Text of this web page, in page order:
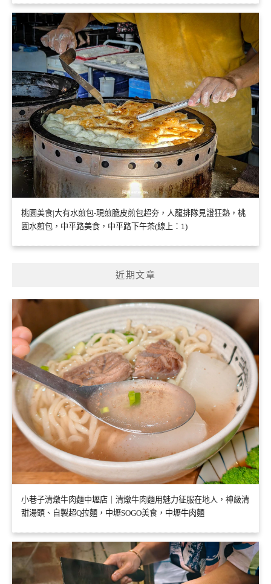
桃園美食|大有水煎包-現煎脆皮煎包超夯，人龍排隊見證狂熱，桃
園水煎包，中平路美食，中平路下午茶(線上：1)
近期文章
小巷子清燉牛肉麵中壢店｜清燉牛肉麵用魅力征服在地人，神級清
甜湯頭、自製超Q拉麵，中壢SOGO美食，中壢牛肉麵